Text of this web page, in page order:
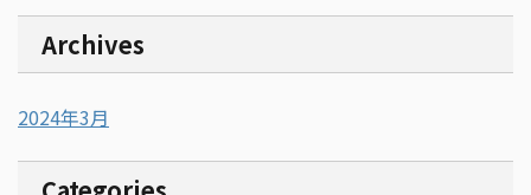
Archives
2024年3月